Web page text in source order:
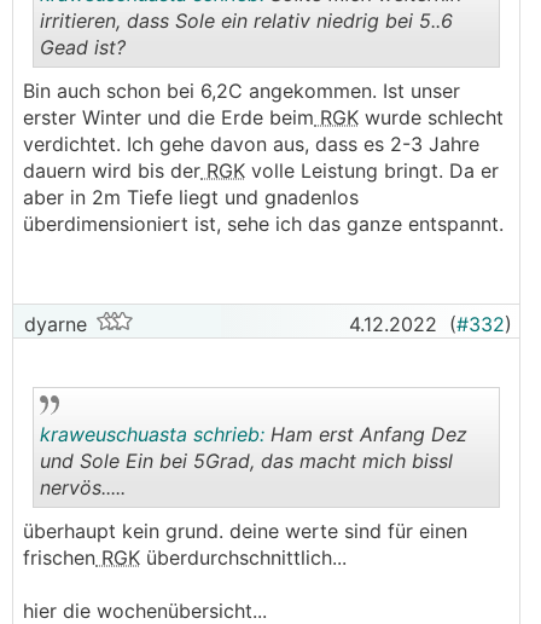
. .
irritieren, dass Sole ein relativ niedrig bei 5..6
Gead ist?
Bin auch schon bei 6,2C angekommen. Ist unser
erster Winter und die Erde beim RGK wurde schlecht
verdichtet. Ich gehe davon aus, dass es 2-3 Jahre
dauern wird bis der RGK volle Leistung bringt. Da er
aber in 2m Tiefe liegt und gnadenlos
überdimensioniert ist, sehe ich das ganze entspannt.
dyarne 4.12.2022 (#332)
..
kraweuschuasta schrieb: Ham erst Anfang Dez
und Sole Ein bei 5Grad, das macht mich bissl
nervös.....
überhaupt kein grund. deine werte sind für einen
frischen RGK überdurchschnittlich...
hier die wochenübersicht...